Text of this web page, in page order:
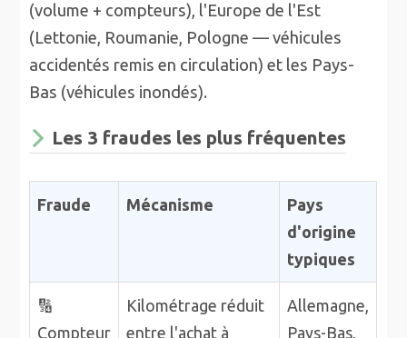
(volume + compteurs), l'Europe de l'Est
(Lettonie, Roumanie, Pologne — véhicules
accidentés remis en circulation) et les Pays-
Bas (véhicules inondés).
Les 3 fraudes les plus fréquentes
Fraude Mécanisme
Pays
d'origine
typiques
🔢
Compteur
Kilométrage réduit
entre l'achat à
Allemagne,
Pays-Bas,